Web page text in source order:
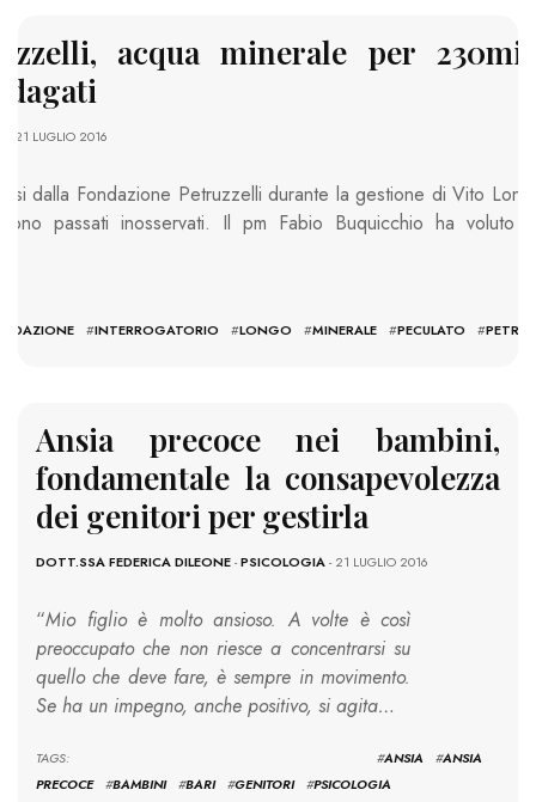
acqua minerale per
- 21 LUGLIO 2016
dalla Fondazione Petruzzelli durante la gestione di Vito
sono passati inosservati. Il pm Fabio Buquicchio ha voluto
#INTERROGATORIO #LONGO #MINERALE #PECULATO #
Ansia precoce nei bambini,
fondamentale la consapevolezza
dei genitori per gestirla
DOTT.SSA FEDERICA DILEONE-PSICOLOGIA- 21 LUGLIO 2016
“Mio figlio è molto ansioso. A volte è così
preoccupato che non riesce a concentrarsi su
quello che deve fare, è sempre in movimento.
Se ha un impegno, anche positivo, si agita…
TAGS: #ANSIA #ANSIA
PRECOCE
#BAMBINI #BARI #GENITORI #PSICOLOGIA